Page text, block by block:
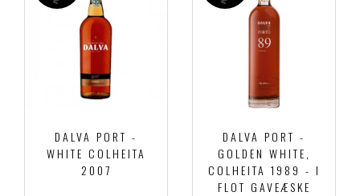
DALVA PORT -
WHITE COLHEITA
2007
DALVA PORT -
GOLDEN WHITE,
COLHEITA 1989 - I
FLOT GAVEÆSKE